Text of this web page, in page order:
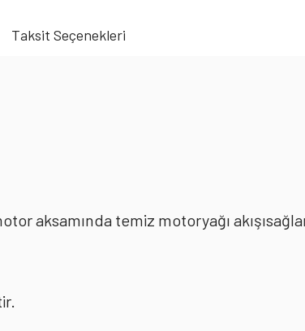
Taksit Seçenekleri
aksamında temiz motoryağı